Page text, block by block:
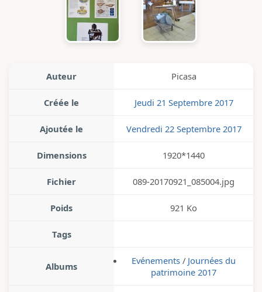
Auteur Picasa
Créée le Jeudi 21 Septembre 2017
Ajoutée le Vendredi 22 Septembre 2017
Dimensions 1920*1440
Fichier 089-20170921_085004.jpg
Poids 921 Ko
Tags
Albums Evénements / Journées du
patrimoine 2017